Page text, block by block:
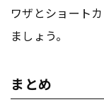
ワザとショート
ましょう。
まとめ